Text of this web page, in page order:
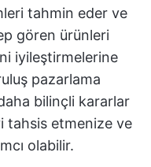
tahmin eder ve
gören ürünleri
iyileştirmelerine
pazarlama
bilinçli kararlar
tahsis etmenize ve
olabilir.